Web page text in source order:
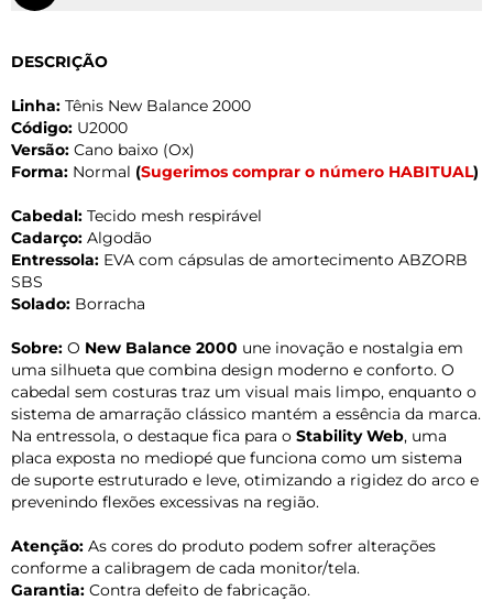
DESCRIÇÃO
Linha: Tênis New Balance 2000
Código: U2000
Versão: Cano baixo (Ox)
Forma: Normal (Sugerimos comprar o número HABITUAL)
Cabedal: Tecido mesh respirável
Cadarço: Algodão
Entressola: EVA com cápsulas de amortecimento ABZORB
SBS
Solado: Borracha
Sobre: O New Balance 2000 une inovação e nostalgia em
uma silhueta que combina design moderno e conforto. O
cabedal sem costuras traz um visual mais limpo, enquanto o
sistema de amarração clássico mantém a essência da marca.
Na entressola, o destaque fica para o Stability Web, uma
placa exposta no mediopé que funciona como um sistema
de suporte estruturado e leve, otimizando a rigidez do arco e
prevenindo flexões excessivas na região.
Atenção: As cores do produto podem sofrer alterações
conforme a calibragem de cada monitor/tela.
Garantia: Contra defeito de fabricação.